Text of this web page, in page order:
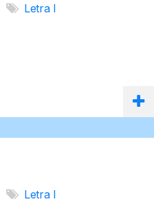
Letra I
Letra I